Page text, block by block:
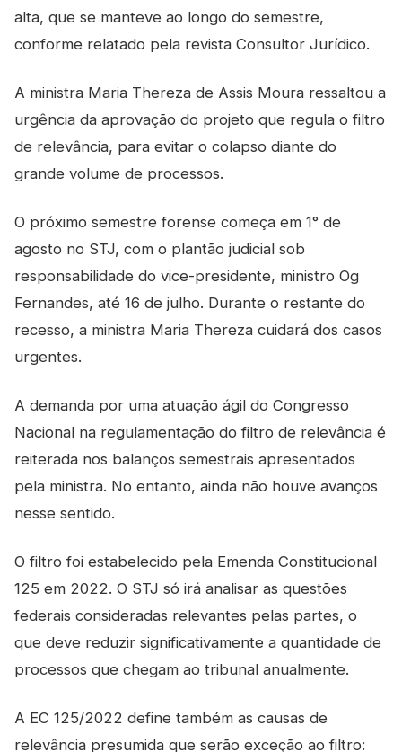
alta, que se manteve ao longo do semestre,
conforme relatado pela revista Consultor Jurídico.
A ministra Maria Thereza de Assis Moura ressaltou a
urgência da aprovação do projeto que regula o filtro
de relevância, para evitar o colapso diante do
grande volume de processos.
O próximo semestre forense começa em 1° de
agosto no STJ, com o plantão judicial sob
responsabilidade do vice-presidente, ministro Og
Fernandes, até 16 de julho. Durante o restante do
recesso, a ministra Maria Thereza cuidará dos casos
urgentes.
A demanda por uma atuação ágil do Congresso
Nacional na regulamentação do filtro de relevância é
reiterada nos balanços semestrais apresentados
pela ministra. No entanto, ainda não houve avanços
nesse sentido.
O filtro foi estabelecido pela Emenda Constitucional
125 em 2022. O STJ só irá analisar as questões
federais consideradas relevantes pelas partes, o
que deve reduzir significativamente a quantidade de
processos que chegam ao tribunal anualmente.
A EC 125/2022 define também as causas de
relevância presumida que serão exceção ao filtro: